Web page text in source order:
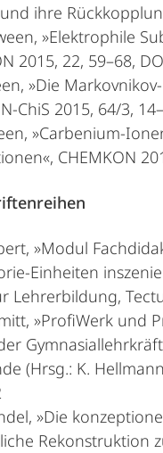
ihre
»Elektrophile
2015, 22, 59–68,
»Die
ChiS 2015, 64/3,
»Carbenium-
CHEMKON
»Modul
Einheiten
Lehrerbildung,
»ProfiWerk
(Hrsg.: K.
»Die